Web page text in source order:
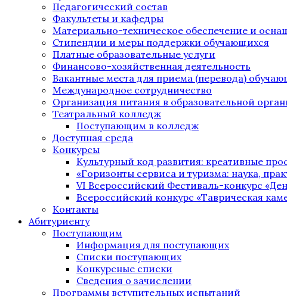
Педагогический состав
Факультеты и кафедры
Материально-техническое обеспечение и
Стипендии и меры поддержки обучающихся
Платные образовательные услуги
Финансово-хозяйственная деятельность
Вакантные места для приема (перевода)
Международное сотрудничество
Организация питания в образовательной
Театральный колледж
Поступающим в колледж
Доступная среда
Конкурсы
Культурный код развития: креативные
«Горизонты сервиса и туризма: наука,
VI Всероссийский Фестиваль-конкурс
Всероссийский конкурс «Таврическая
Контакты
Абитуриенту
Поступающим
Информация для поступающих
Списки поступающих
Конкурсные списки
Сведения о зачислении
Программы вступительных испытаний